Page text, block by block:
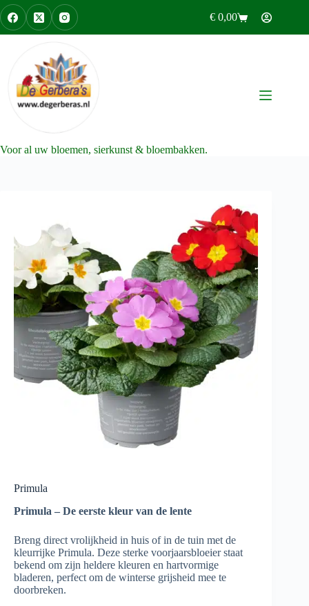
Ga
naar
de
Winkelwagen
€ 0,00
Voor al uw bloemen, sierkunst & bloembakken.
Primula
Primula – De eerste kleur van de lente
Breng direct vrolijkheid in huis of in de tuin met de
kleurrijke Primula. Deze sterke voorjaarsbloeier staat
bekend om zijn heldere kleuren en hartvormige
bladeren, perfect om de winterse grijsheid mee te
doorbreken.